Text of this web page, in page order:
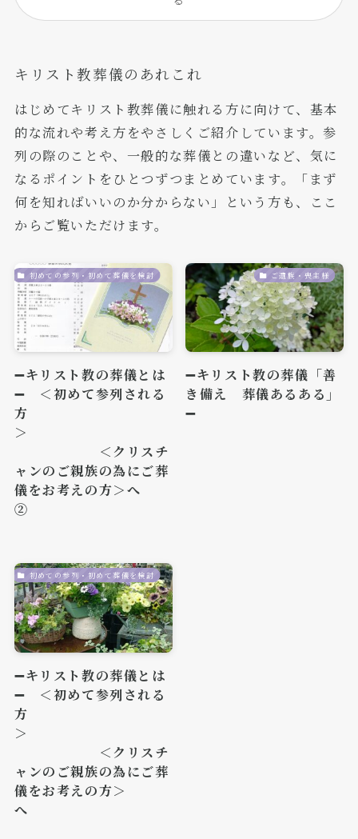
キリスト教葬儀のあれこれ
はじめてキリスト教葬儀に触れる方に向けて、基本
的な流れや考え方をやさしくご紹介しています。参
列の際のことや、一般的な葬儀との違いなど、気に
なるポイントをひとつずつまとめています。「まず
何を知ればいいのか分からない」という方も、ここ
からご覧いただけます。
初めての参列・初めて葬儀を検討
➖キリスト教の葬儀とは
➖ ＜初めて参列される
方
＞
＜クリスチ
ャンのご親族の為にご葬
儀をお考えの方＞へ
②
ご遺族・喪主様
➖キリスト教の葬儀「善
き備え 葬儀あるある」
➖
初めての参列・初めて葬儀を検討
➖キリスト教の葬儀とは
➖ ＜初めて参列される
方
＞
＜クリスチ
ャンのご親族の為にご葬
儀をお考えの方＞
へ